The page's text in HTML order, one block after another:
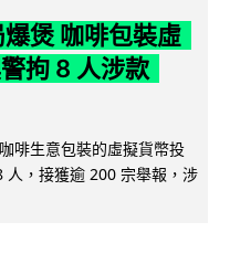
煲 咖啡包裝虛
拘 8 人涉款
啡生意包裝的虛擬貨幣投
，接獲逾 200 宗舉報，涉